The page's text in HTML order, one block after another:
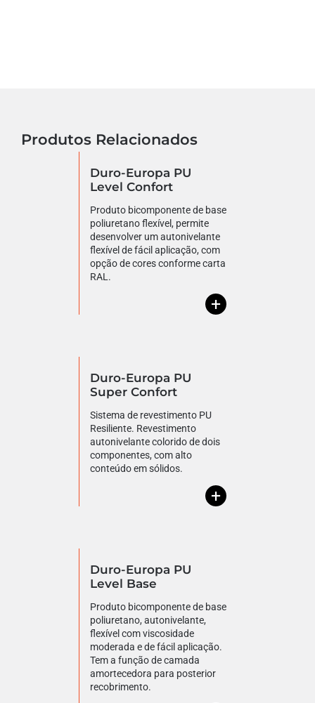
Produtos Relacionados
Duro-Europa PU
Level Confort
Produto bicomponente de base
poliuretano flexível, permite
desenvolver um autonivelante
flexível de fácil aplicação, com
opção de cores conforme carta
RAL.
+
Duro-Europa PU
Super Confort
Sistema de revestimento PU
Resiliente. Revestimento
autonivelante colorido de dois
componentes, com alto
conteúdo em sólidos.
+
Duro-Europa PU
Level Base
Produto bicomponente de base
poliuretano, autonivelante,
flexível com viscosidade
moderada e de fácil aplicação.
Tem a função de camada
amortecedora para posterior
recobrimento.